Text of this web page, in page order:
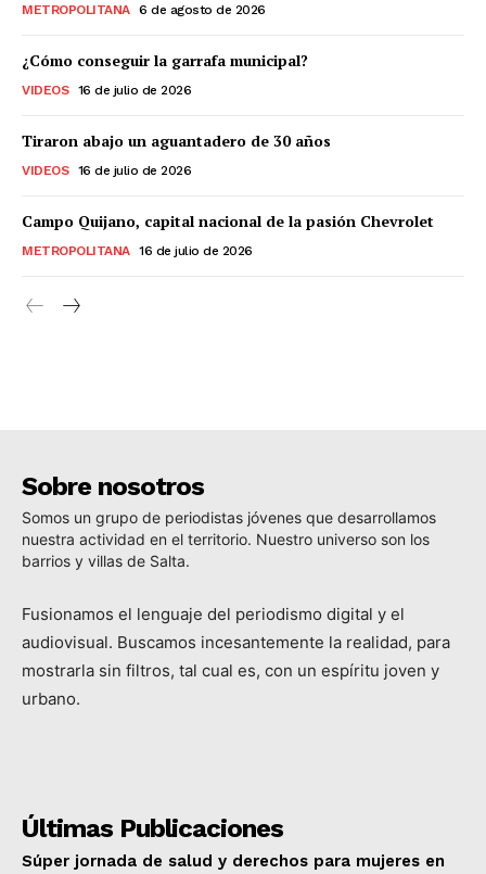
METROPOLITANA 6 de agosto de 2026
¿Cómo conseguir la garrafa municipal?
VIDEOS 16 de julio de 2026
Tiraron abajo un aguantadero de 30 años
VIDEOS 16 de julio de 2026
Campo Quijano, capital nacional de la pasión Chevrolet
METROPOLITANA 16 de julio de 2026
Sobre nosotros
Somos un grupo de periodistas jóvenes que desarrollamos
nuestra actividad en el territorio. Nuestro universo son los
barrios y villas de Salta.
Fusionamos el lenguaje del periodismo digital y el
audiovisual. Buscamos incesantemente la realidad, para
mostrarla sin filtros, tal cual es, con un espíritu joven y
urbano.
Últimas Publicaciones
Súper jornada de salud y derechos para mujeres en